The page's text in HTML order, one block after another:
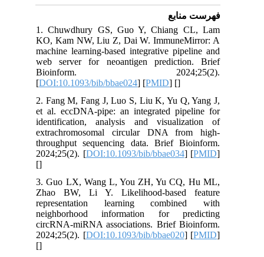
فهرست منابع
1. Chuwdhury GS, Guo Y, Chiang CL, Lam
KO, Kam NW, Liu Z, Dai W. ImmuneMirror: A
machine learning-based integrative pipeline and
web server for neoantigen prediction. Brief
Bioinform. 2024;25(2).
[DOI:10.1093/bib/bbae024] [PMID] [
2. Fang M, Fang J, Luo S, Liu K, Yu Q, Yang J,
et al. eccDNA-pipe: an integrated pipeline for
identification, analysis and visualization of
extrachromosomal circular DNA from high-
throughput sequencing data. Brief Bioinform.
2024;25(2). [DOI:10.1093/bib/bbae034] [PMID
3. Guo LX, Wang L, You ZH, Yu CQ, Hu ML,
Zhao BW, Li Y. Likelihood-based feature
representation learning combined with
neighborhood information for predicting
circRNA-miRNA associations. Brief Bioinform.
2024;25(2). [DOI:10.1093/bib/bbae020] [PMID